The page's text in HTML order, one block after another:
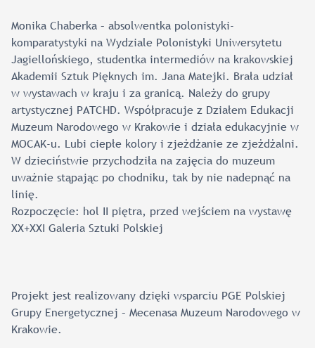
Monika Chaberka – absolwentka polonistyki-
komparatystyki na Wydziale Polonistyki Uniwersytetu
Jagiellońskiego, studentka intermediów na krakowskiej
Akademii Sztuk Pięknych im. Jana Matejki. Brała udział
w wystawach w kraju i za granicą. Należy do grupy
artystycznej PATCHD. Współpracuje z Działem Edukacji
Muzeum Narodowego w Krakowie i działa edukacyjnie w
MOCAK-u. Lubi ciepłe kolory i zjeżdżanie ze zjeżdżalni.
W dzieciństwie przychodziła na zajęcia do muzeum
uważnie stąpając po chodniku, tak by nie nadepnąć na
linię.
Rozpoczęcie: hol II piętra, przed wejściem na wystawę
XX+XXI Galeria Sztuki Polskiej
Projekt jest realizowany dzięki wsparciu PGE Polskiej
Grupy Energetycznej – Mecenasa Muzeum Narodowego w
Krakowie.